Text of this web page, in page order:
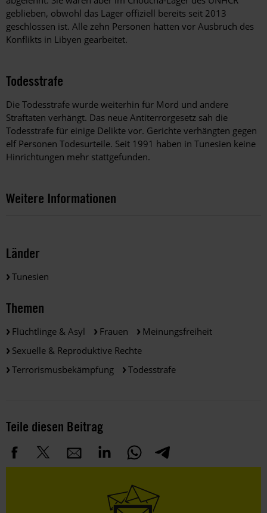
geblieben, obwohl das Lager offiziell bereits seit 2013
geschlossen ist. Alle zehn Personen hatten vor Ausbruch des
Konflikts in Libyen gearbeitet.
Todesstrafe
Die Todesstrafe wurde weiterhin für Mord und andere
Straftaten verhängt. Das neue Antiterrorgesetz sah die
Todesstrafe für einige Delikte vor. Gerichte verhängten gegen
elf Personen Todesurteile. Seit 1991 haben in Tunesien keine
Hinrichtungen mehr stattgefunden.
Weitere Informationen
Länder
Tunesien
Themen
Flüchtlinge & Asyl Frauen
Meinungsfreiheit
Sexuelle & Reproduktive Rechte
Terrorismusbekämpfung
Todesstrafe
Teile diesen Beitrag